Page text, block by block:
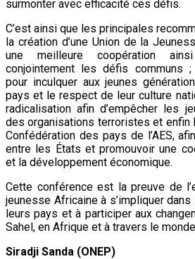
surmonter avec efficacité ces défis.
C’est ainsi que les principales
la création d’une Union de la
une meilleure coopération
conjointement les défis communs ;
pour inculquer aux jeunes
pays et le respect de leur culture
radicalisation afin d’empêcher les
des organisations terroristes et enfin
Confédération des pays de l’AES,
entre les États et promouvoir une
et la développement économique.
Cette conférence est la preuve de
jeunesse Africaine à s’impliquer
leurs pays et à participer aux
Sahel, en Afrique et à travers le
Siradji Sanda (ONEP)